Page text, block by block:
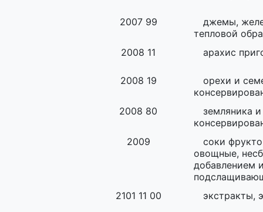
2007 99
джемы,
тепловой
2008 11
арахис
2008 19
орехи и
2008 80
земляника
2009
соки
овощные,
добавлением
2101 11 00
экстракты,